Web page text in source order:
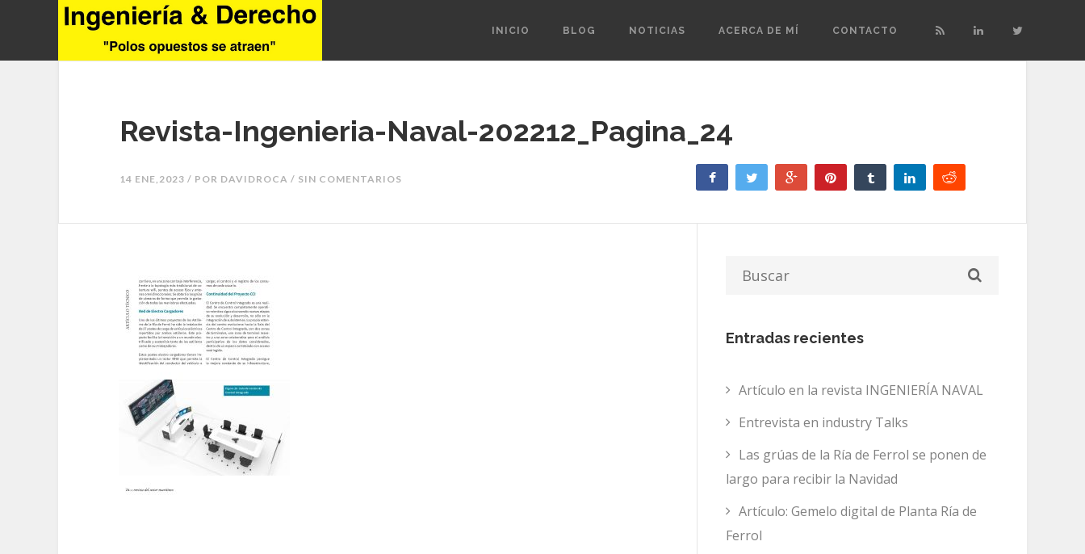
INICIO BLOG NOTICIAS ACERCA DE MÍ CONTACTO
Revista-Ingenieria-Naval-202212_Pagina_24
14 ENE,2023 / POR DAVIDROCA / SIN COMENTARIOS
Entradas recientes
Artículo en la revista INGENIERÍA NAVAL
Entrevista en industry Talks
Las grúas de la Ría de Ferrol se ponen de
largo para recibir la Navidad
Artículo: Gemelo digital de Planta Ría de
Ferrol